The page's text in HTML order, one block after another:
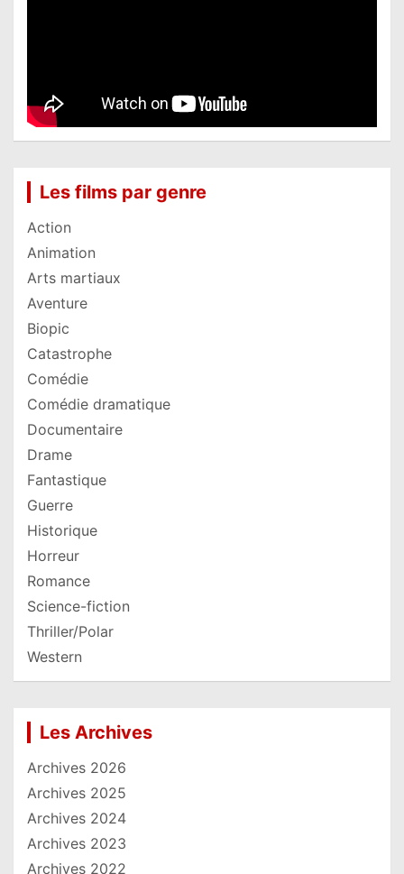
Les films par genre
Action
Animation
Arts martiaux
Aventure
Biopic
Catastrophe
Comédie
Comédie dramatique
Documentaire
Drame
Fantastique
Guerre
Historique
Horreur
Romance
Science-fiction
Thriller/Polar
Western
Les Archives
Archives 2026
Archives 2025
Archives 2024
Archives 2023
Archives 2022